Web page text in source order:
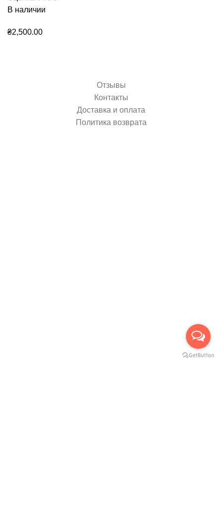
В наличии
₴2,500.00
Отзывы
Контакты
Доставка и оплата
Политика возврата